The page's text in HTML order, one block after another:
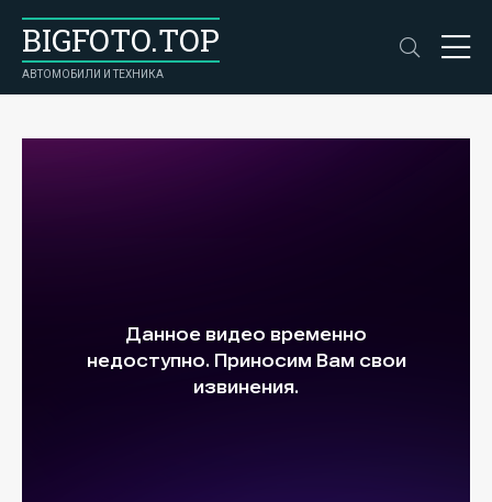
BIGFOTO.TOP
АВТОМОБИЛИ И ТЕХНИКА